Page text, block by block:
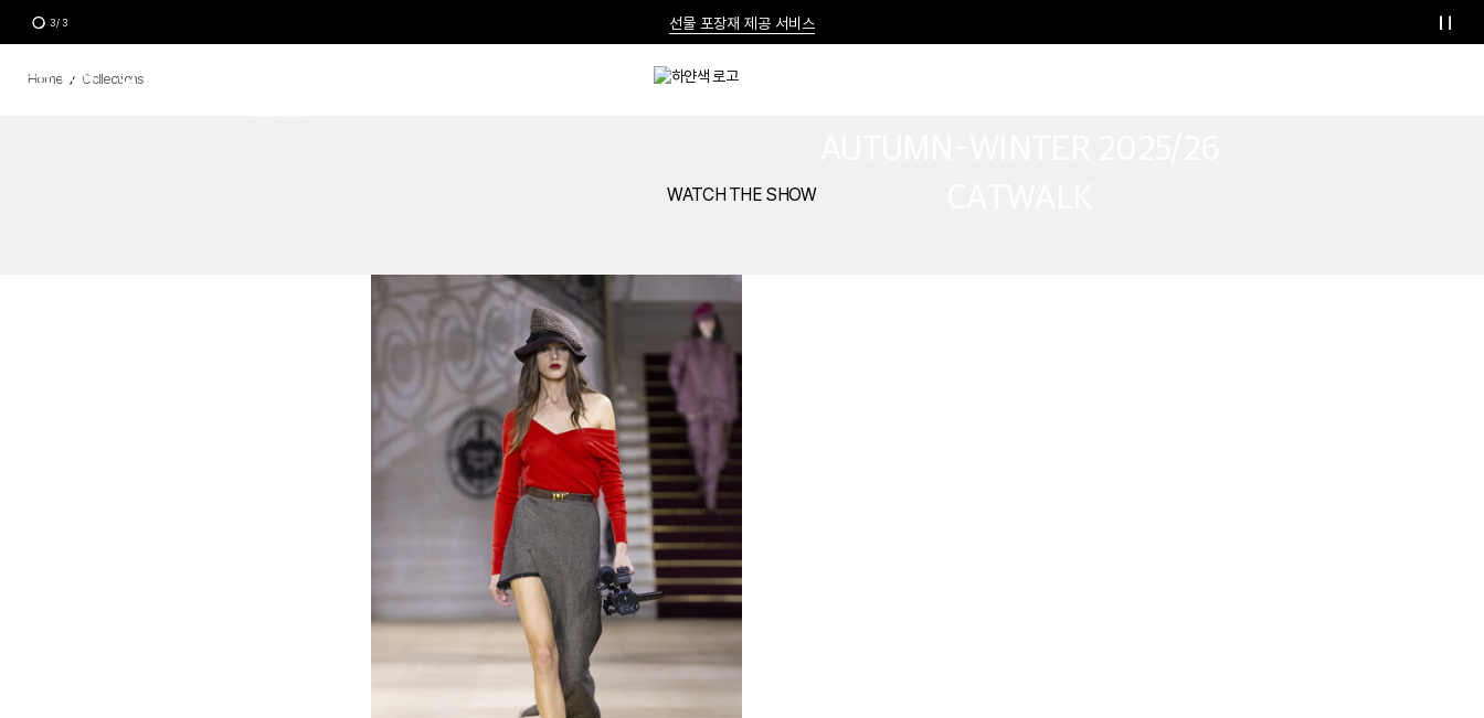
선물 포장재 제공 서비스
한여름의 특별한 선물, 10% 할인 쿠폰
3/ 3
Menu
ANDREAS KRONTHALER FOR
Home Collections
WATCH THE SHOW